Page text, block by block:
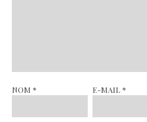
NOM * E-MAIL *